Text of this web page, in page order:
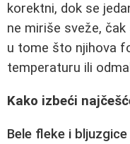
korektni, dok se
ne miriše sveže,
u tome što njihova
temperaturu ili
Kako izbeći
Bele fleke i bljuzgice